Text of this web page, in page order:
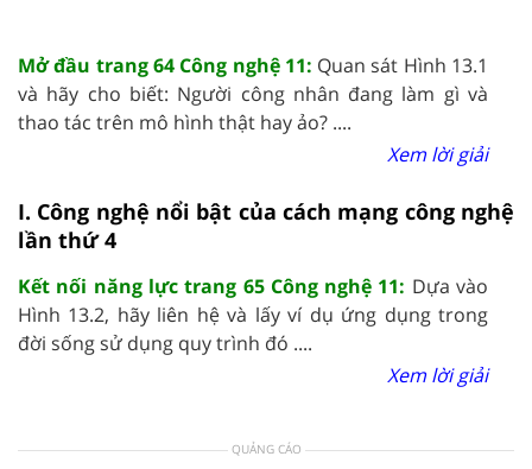
Mở đầu trang 64 Công nghệ 11: Quan sát Hình 13.1
và hãy cho biết: Người công nhân đang làm gì và
thao tác trên mô hình thật hay ảo? ....
Xem lời giải
I. Công nghệ nổi bật của cách mạng công nghệ
lần thứ 4
Kết nối năng lực trang 65 Công nghệ 11: Dựa vào
Hình 13.2, hãy liên hệ và lấy ví dụ ứng dụng trong
đời sống sử dụng quy trình đó ....
Xem lời giải
QUẢNG CÁO